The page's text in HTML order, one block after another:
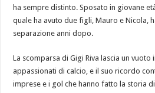
ha sempre distinto. Sposato in giovane
quale ha avuto due figli, Mauro e Nicola,
separazione anni dopo.
La scomparsa di Gigi Riva lascia un
appassionati di calcio, e il suo ricordo
imprese e i gol che hanno fatto la storia